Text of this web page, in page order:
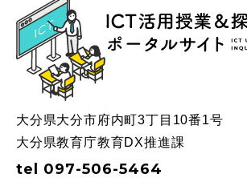
ICT
大分県大分市府内町3丁目10番1号
大分県教育庁教育DX推進課
tel 097-506-5464